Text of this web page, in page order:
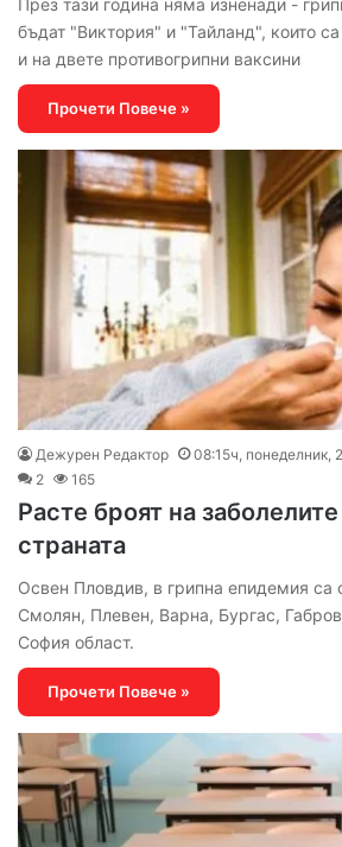
През тази година няма изненади -
бъдат "Виктория" и "Тайланд", които
и на двете противогрипни ваксини
Прочети Повече »
Дежурен Редактор
08:15ч, понеделник,
2
165
Расте броят на
страната
Освен Пловдив, в грипна епидемия са
Смолян, Плевен, Варна, Бургас,
София област.
Прочети Повече »